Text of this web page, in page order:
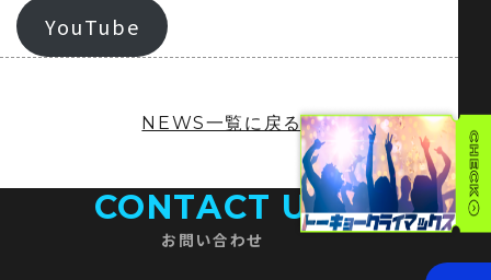
YouTube
NEWS一覧に戻る
CONTACT US
お問い合わせ